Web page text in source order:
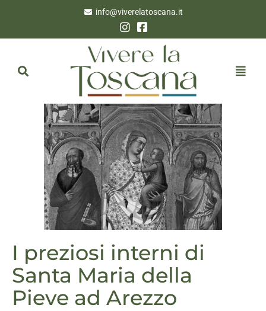
info@viverelatoscana.it
I preziosi interni di
Santa Maria della
Pieve ad Arezzo